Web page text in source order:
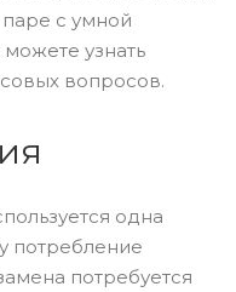
паре с умной
узнать
вопросов.
одна
потребление
потребуется